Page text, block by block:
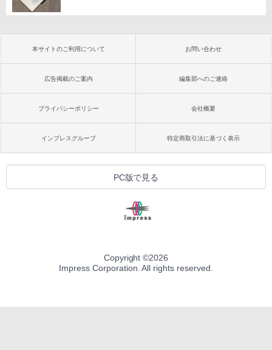
本サイトのご利用について お問い合わせ
広告掲載のご案内 編集部へのご連絡
プライバシーポリシー 会社概要
インプレスグループ 特定商取引法に基づく表示
PC版で見る
Copyright ©2026
Impress Corporation. All rights reserved.